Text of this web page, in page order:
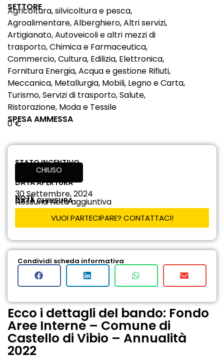
SETTORE
Agricoltura, silvicoltura e pesca,
Agroalimentare, Alberghiero, Altri servizi,
Artigianato, Autoveicoli e altri mezzi di
trasporto, Chimica e Farmaceutica,
Commercio, Cultura, Edilizia, Elettronica,
Fornitura Energia, Acqua e gestione Rifiuti,
Meccanica, Metallurgia, Mobili, Legno e Carta,
Turismo, Servizi di trasporto, Salute,
Ristorazione, Moda e Tessile
SPESA AMMESSA
0 €
STATO INCENTIVO
CHIUSO
DATA APERTURA
DATA CHIUSURA
20 Marzo, 2024
30 Settembre, 2024
NOTE
Nessuna Nota aggiuntiva
VUOI PARTECIPARE? CONTATTACI!
Condividi scheda informativa
Ecco i dettagli del bando: Fondo
Aree Interne – Comune di
Castello di Vibio – Annualità
2022